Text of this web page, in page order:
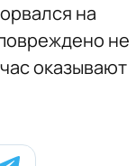
на
не
оказывают